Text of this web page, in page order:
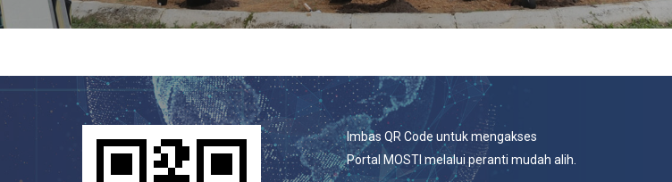
Imbas QR Code untuk mengakses
Portal MOSTI melalui peranti mudah alih.